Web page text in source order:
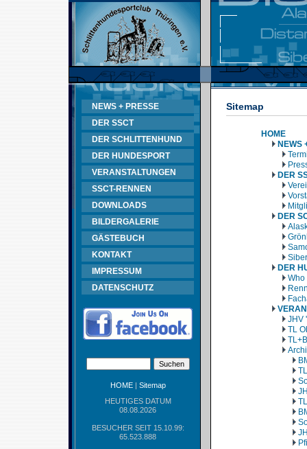
NEWS + PRESSE
DER SSCT
DER SCHLITTENHUND
DER HUNDESPORT
VERANSTALTUNGEN
SSCT-RENNEN
DOWNLOADS
BILDERGALERIE
GÄSTEBUCH
KONTAKT
IMPRESSUM
DATENSCHUTZ
HOME| Sitemap
HEUTIGES DATUM
08.08.2026
BESUCHER SEIT 15.10.99:
65.523.888
Sitemap
HOME
NEWS
DER
DER
DER
Who
JHV
TL